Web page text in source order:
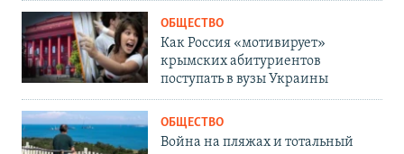
ОБЩЕСТВО
Как Россия «мотивирует»
крымских абитуриентов
поступать в вузы Украины
ОБЩЕСТВО
Война на пляжах и тотальный